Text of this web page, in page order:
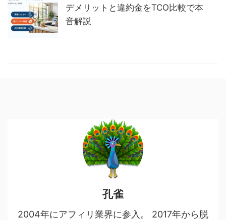
デメリットと違約金をTCO比較で本
音解説
孔雀
2004年にアフィリ業界に参入。 2017年から脱